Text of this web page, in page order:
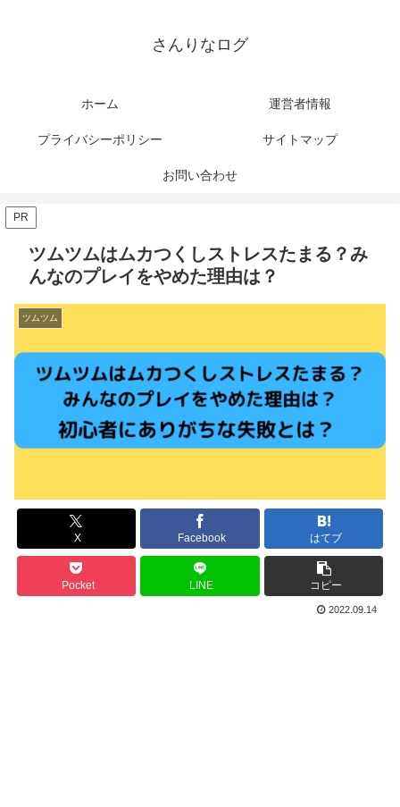
さんりなログ
ホーム 運営者情報
プライバシーポリシー サイトマップ
お問い合わせ
PR
ツムツムはムカつくしストレスたまる？み
んなのプレイをやめた理由は？
ツムツム
X Facebook はてブ
Pocket LINE コピー
2022.09.14